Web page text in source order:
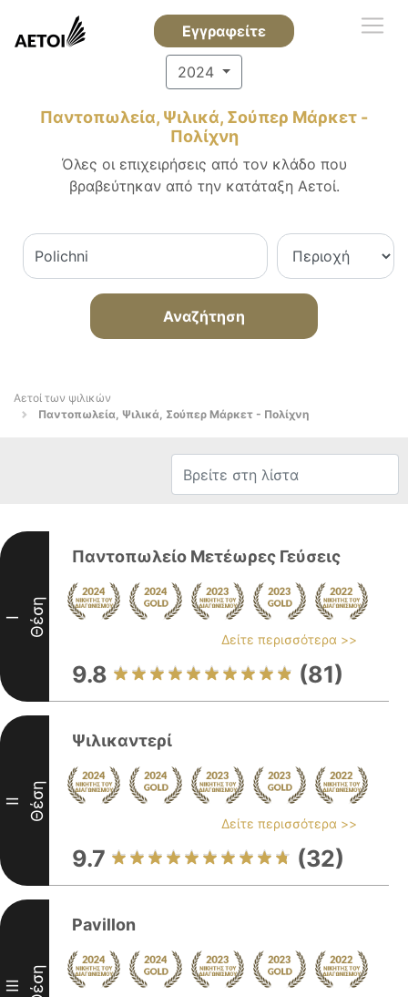
Εγγραφείτε
2024
Παντοπωλεία, Ψιλικά, Σούπερ Μάρκετ -
Πολίχνη
Όλες οι επιχειρήσεις από τον κλάδο που
βραβεύτηκαν από την κατάταξη Αετοί.
Αναζήτηση
Αετοί των ψιλικών
Παντοπωλεία, Ψιλικά, Σούπερ Μάρκετ - Πολίχνη
I Θέση
Παντοπωλείο Μετέωρες Γεύσεις
Δείτε περισσότερα >>
9.8 (81)
II Θέση
Ψιλικαντερί
Δείτε περισσότερα >>
9.7 (32)
III Θέση
Pavillon